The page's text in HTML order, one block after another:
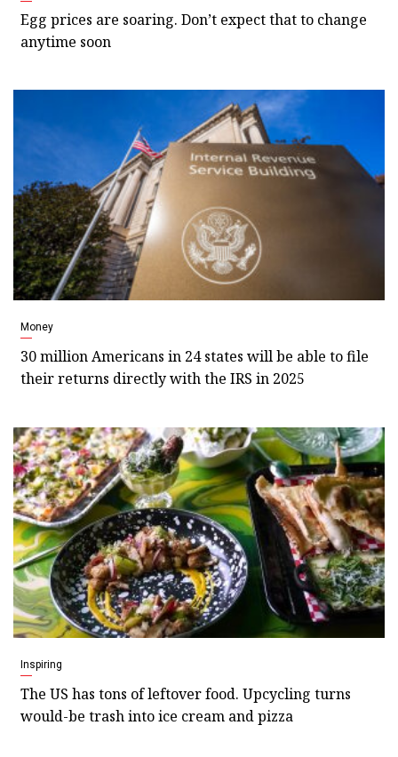
Egg prices are soaring. Don’t expect that to change
anytime soon
Money
30 million Americans in 24 states will be able to file
their returns directly with the IRS in 2025
Inspiring
The US has tons of leftover food. Upcycling turns
would-be trash into ice cream and pizza